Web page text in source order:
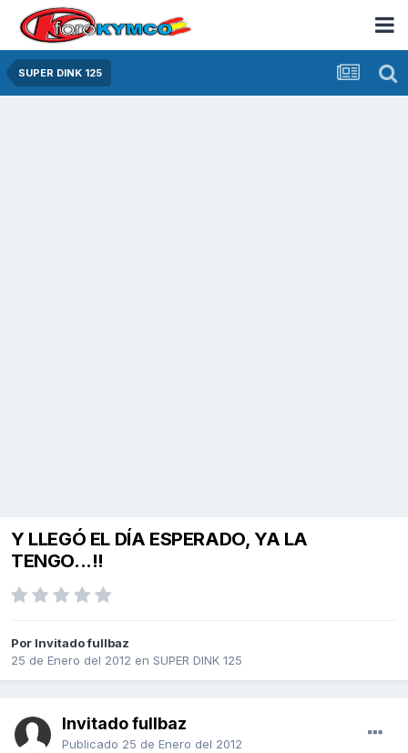
SUPER DINK 125
Y LLEGÓ EL DÍA ESPERADO, YA LA
TENGO...!!
Por Invitado fullbaz
25 de Enero del 2012 en SUPER DINK 125
Invitado fullbaz
Publicado 25 de Enero del 2012